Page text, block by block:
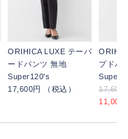
ORIHICA LUXE テーパ
ードパンツ 無地
Super120's
17,600円 （税込）
プドパ
17,600
11,000